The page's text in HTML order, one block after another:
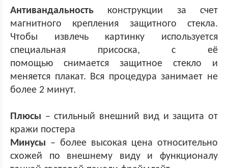
Антивандальность конструкции за счет
магнитного крепления защитного стекла.
Чтобы извлечь картинку используется
специальная присоска, с её
помощью снимается защитное стекло и
меняется плакат. Вся процедура занимает не
более 2 минут.
Плюсы – стильный внешний вид и защита от
кражи постера
Минусы – более высокая цена относительно
схожей по внешнему виду и функционалу